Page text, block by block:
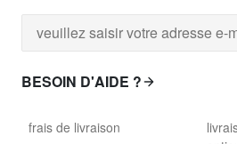
BESOIN D'AIDE ?
frais de livraison